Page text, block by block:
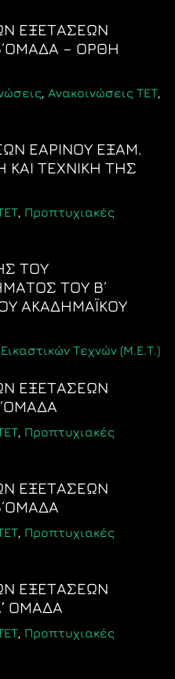
ΕΞΕΤΑΣΕΩΝ
– ΟΡΘΗ
, Ανακοινώσεις ΤΕΤ,
ΕΑΡΙΝΟΥ ΕΞΑΜ.
ΤΕΧΝΙΚΗ ΤΗΣ
, Προπτυχιακές
ΤΟΥ
ΤΟΥ Β΄
ΑΚΑΔΗΜΑΪΚΟΥ
Τεχνών (Μ.Ε.Τ.)
ΕΞΕΤΑΣΕΩΝ
, Προπτυχιακές
ΕΞΕΤΑΣΕΩΝ
, Προπτυχιακές
ΕΞΕΤΑΣΕΩΝ
ΟΜΑΔΑ
, Προπτυχιακές